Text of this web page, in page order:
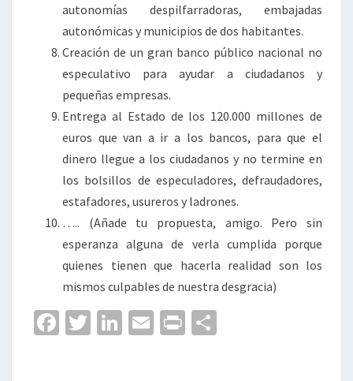
autonomías despilfarradoras, embajadas
autonómicas y municipios de dos habitantes.
Creación de un gran banco público nacional no
especulativo para ayudar a ciudadanos y
pequeñas empresas.
Entrega al Estado de los 120.000 millones de
euros que van a ir a los bancos, para que el
dinero llegue a los ciudadanos y no termine en
los bolsillos de especuladores, defraudadores,
estafadores, usureros y ladrones.
….. (Añade tu propuesta, amigo. Pero sin
esperanza alguna de verla cumplida porque
quienes tienen que hacerla realidad son los
mismos culpables de nuestra desgracia)
Fa T
Li
E
Pr